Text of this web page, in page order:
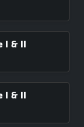
I & II
I & II